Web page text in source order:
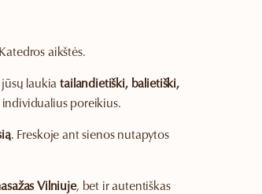
aikštės.
jūsų laukiatailandietiški, balietiški,
poreikius.
. Freskoje ant sienos nutapytos
Vilniuje, bet ir autentiškas